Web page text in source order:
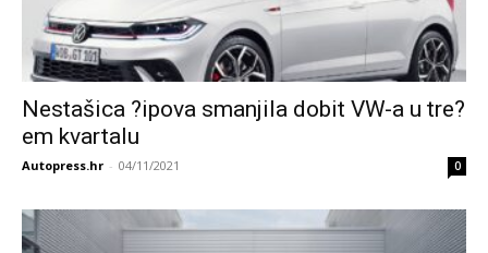
Nestašica ?ipova smanjila dobit VW-a u tre?
em kvartalu
Autopress.hr - 04/11/2021 0